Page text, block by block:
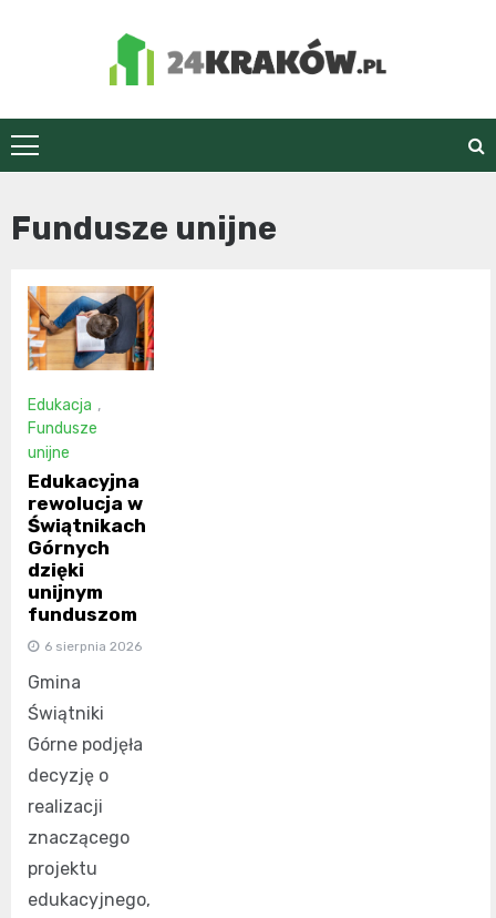
24Kraków.pl
Fundusze unijne
Edukacja ,
Fundusze
unijne
Edukacyjna
rewolucja w
Świątnikach
Górnych
dzięki
unijnym
funduszom
6 sierpnia 2026
Gmina
Świątniki
Górne podjęła
decyzję o
realizacji
znaczącego
projektu
edukacyjnego,